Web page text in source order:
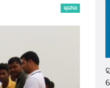
କ୍ରୀଡା